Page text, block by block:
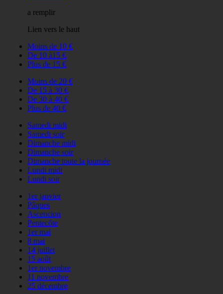
a remplir
Lien vers le haut
Moins de 10 €
De 10 à15 €
Plus de 15 €
Moins de 20 €
De 15 à 30 €
De 30 à 40 €
Plus de 40 €
Samedi midi
Samedi soir
Dimanche midi
Dimanche soir
Dimanche toute la journée
Lundi midi
Lundi soir
1er janvier
Pâques
Ascencion
Pentecôte
1er mai
8 mai
14 juillet
15 août
1er novembre
11 novembre
25 décembre